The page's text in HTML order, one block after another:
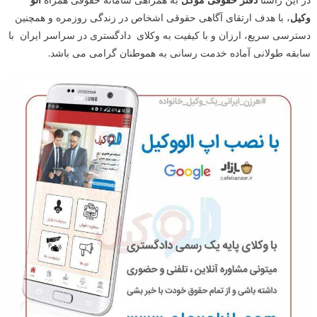
وکیل، با هدف ارتقای آگاهی حقوقی اشخاص در زندگی روزمره و همچنین
دسترسی سریع، ارزان و با کیفیت به وکلای دادگستری در سراسر ایران با
سابقه طولانی آماده خدمت رسانی به هموطنان گرامی می باشد.